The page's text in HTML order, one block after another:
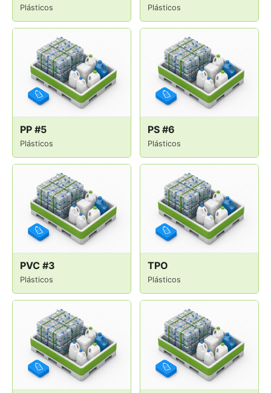
Plásticos Plásticos
PP #5
Plásticos
PS #6
Plásticos
PVC #3
Plásticos
TPO
Plásticos